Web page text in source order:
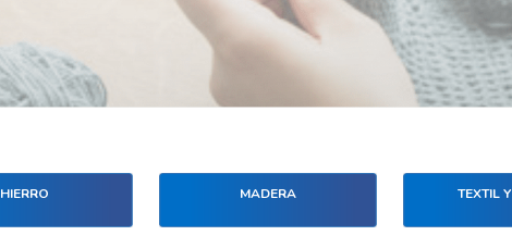
HIERRO MADERA TEXTIL